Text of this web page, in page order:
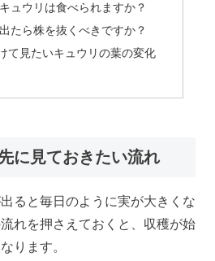
ュウリは食べられますか？
たら株を抜くべきですか？
て見たいキュウリの葉の変化
に見ておきたい流れ
ると毎日のように実が大きくな
れを押さえておくと、収穫が始
ります。